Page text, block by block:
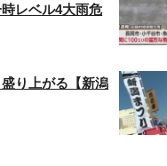
レベル4大雨危
り上がる【新潟